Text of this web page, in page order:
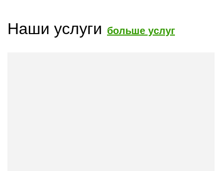
Наши услуги больше услуг